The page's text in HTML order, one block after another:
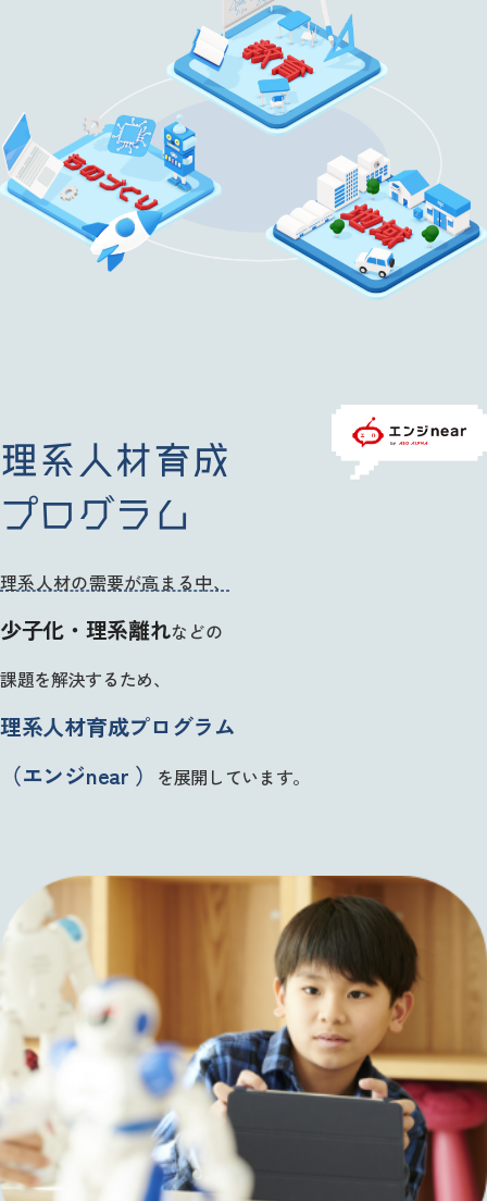
理系人材育成
プログラム
理系人材の需要が高まる中、
少子化・理系離れなどの
課題を解決するため、
理系人材育成プログラム
（エンジnear ）
を展開しています。